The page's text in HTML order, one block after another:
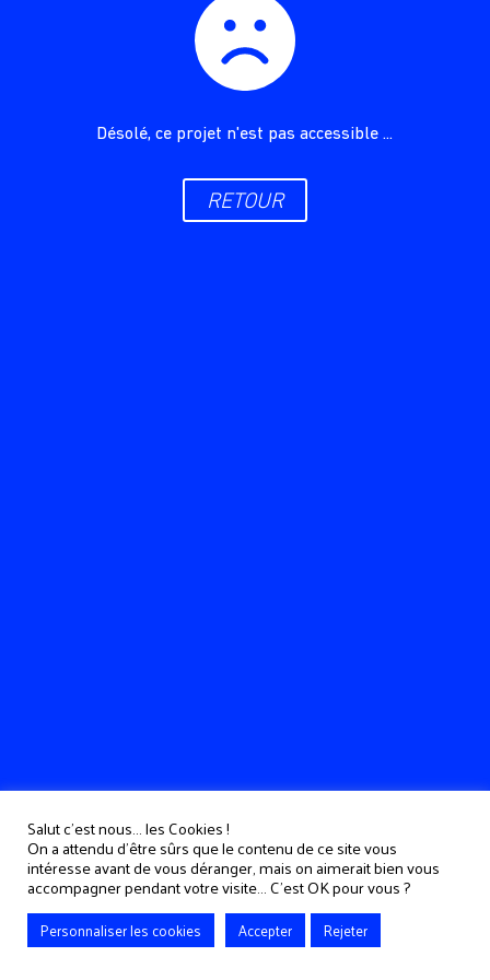
Désolé, ce projet n'est pas accessible ...
RETOUR
Salut c'est nous... les Cookies !
On a attendu d'être sûrs que le contenu de ce site vous
intéresse avant de vous déranger, mais on aimerait bien vous
accompagner pendant votre visite... C'est OK pour vous ?
Personnaliser les cookies Accepter Rejeter